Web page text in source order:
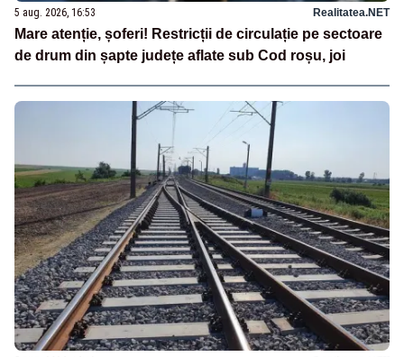
5 aug. 2026, 16:53 Realitatea.NET
Mare atenție, șoferi! Restricții de circulație pe sectoare
de drum din șapte județe aflate sub Cod roșu, joi